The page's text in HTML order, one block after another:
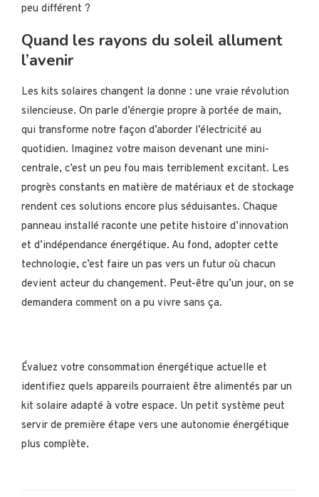
peu différent ?
Quand les rayons du soleil allument
l’avenir
Les kits solaires changent la donne : une vraie révolution
silencieuse. On parle d’énergie propre à portée de main,
qui transforme notre façon d’aborder l’électricité au
quotidien. Imaginez votre maison devenant une mini-
centrale, c’est un peu fou mais terriblement excitant. Les
progrès constants en matière de matériaux et de stockage
rendent ces solutions encore plus séduisantes. Chaque
panneau installé raconte une petite histoire d’innovation
et d’indépendance énergétique. Au fond, adopter cette
technologie, c’est faire un pas vers un futur où chacun
devient acteur du changement. Peut-être qu’un jour, on se
demandera comment on a pu vivre sans ça.
Évaluez votre consommation énergétique actuelle et
identifiez quels appareils pourraient être alimentés par un
kit solaire adapté à votre espace. Un petit système peut
servir de première étape vers une autonomie énergétique
plus complète.